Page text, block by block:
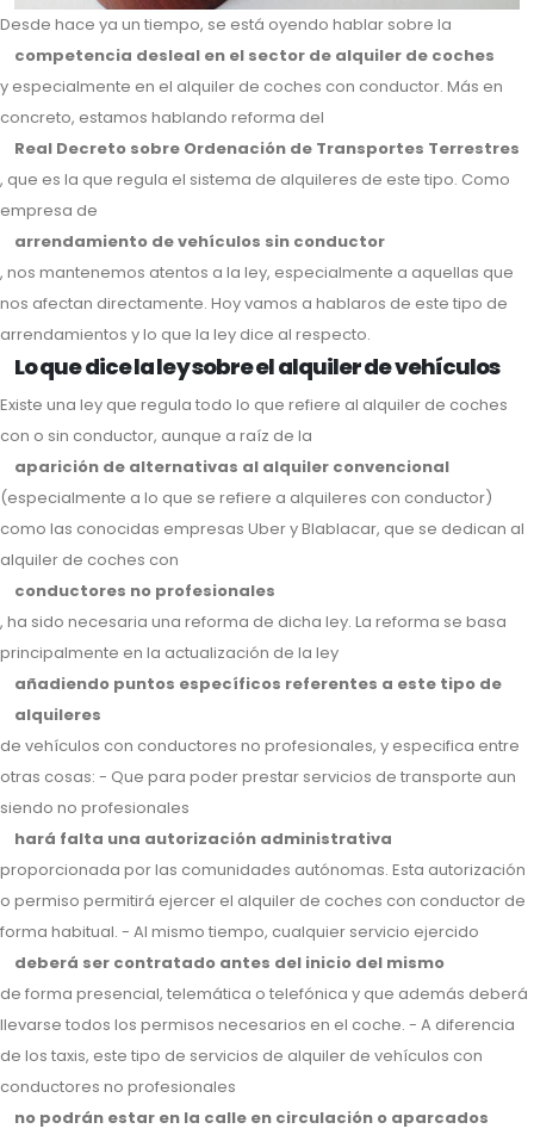
Desde hace ya un tiempo, se está oyendo hablar sobre la
competencia desleal en el sector de alquiler de coches
y especialmente en el alquiler de coches con conductor. Más en
concreto, estamos hablando reforma del
Real Decreto sobre Ordenación de Transportes Terrestres
, que es la que regula el sistema de alquileres de este tipo. Como
empresa de
arrendamiento de vehículos sin conductor
, nos mantenemos atentos a la ley, especialmente a aquellas que
nos afectan directamente. Hoy vamos a hablaros de este tipo de
arrendamientos y lo que la ley dice al respecto.
Lo que dice la ley sobre el alquiler de vehículos
Existe una ley que regula todo lo que refiere al alquiler de coches
con o sin conductor, aunque a raíz de la
aparición de alternativas al alquiler convencional
(especialmente a lo que se refiere a alquileres con conductor)
como las conocidas empresas Uber y Blablacar, que se dedican al
alquiler de coches con
conductores no profesionales
, ha sido necesaria una reforma de dicha ley. La reforma se basa
principalmente en la actualización de la ley
añadiendo puntos específicos referentes a este tipo de
alquileres
de vehículos con conductores no profesionales, y especifica entre
otras cosas: - Que para poder prestar servicios de transporte aun
siendo no profesionales
hará falta una autorización administrativa
proporcionada por las comunidades autónomas. Esta autorización
o permiso permitirá ejercer el alquiler de coches con conductor de
forma habitual. - Al mismo tiempo, cualquier servicio ejercido
deberá ser contratado antes del inicio del mismo
de forma presencial, telemática o telefónica y que además deberá
llevarse todos los permisos necesarios en el coche. - A diferencia
de los taxis, este tipo de servicios de alquiler de vehículos con
conductores no profesionales
no podrán estar en la calle en circulación o aparcados